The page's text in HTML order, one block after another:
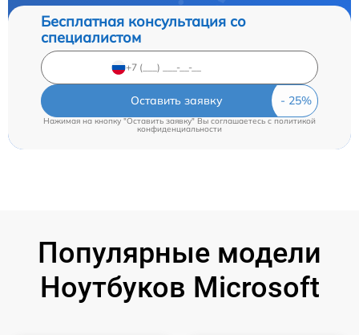
Бесплатная консультация со
специалистом
Оставить заявку
Нажимая на кнопку "Оставить заявку" Вы соглашаетесь cполитикой
конфиденциальности
Популярные модели
Ноутбуков Microsoft